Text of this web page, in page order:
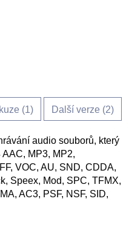
(1) Další verze (2)
audio souborů, který
MP3, MP2,
VOC, AU, SND, CDDA,
Speex, Mod, SPC, TFMX,
AC3, PSF, NSF, SID,